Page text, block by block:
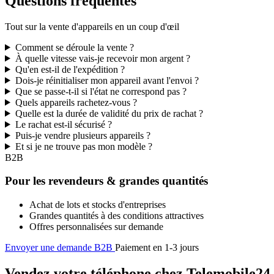
Tout sur la vente d'appareils en un coup d'œil
Comment se déroule la vente ?
À quelle vitesse vais-je recevoir mon argent ?
Qu'en est-il de l'expédition ?
Dois-je réinitialiser mon appareil avant l'envoi ?
Que se passe-t-il si l'état ne correspond pas ?
Quels appareils rachetez-vous ?
Quelle est la durée de validité du prix de rachat ?
Le rachat est-il sécurisé ?
Puis-je vendre plusieurs appareils ?
Et si je ne trouve pas mon modèle ?
B2B
Pour les revendeurs & grandes quantités
Achat de lots et stocks d'entreprises
Grandes quantités à des conditions attractives
Offres personnalisées sur demande
Envoyer une demande B2B Paiement en 1-3 jours